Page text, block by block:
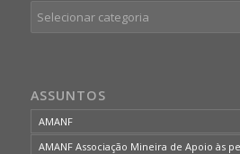
Categorias
ASSUNTOS
AMANF
AMANF Associação Mineira de Apoio às